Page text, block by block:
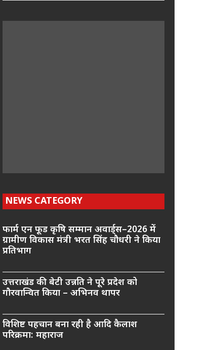
NEWS CATEGORY
फार्म एन फूड कृषि सम्मान अवार्ड्स–2026 में
ग्रामीण विकास मंत्री भरत सिंह चौधरी ने किया
प्रतिभाग
उत्तराखंड की बेटी उन्नति ने पूरे प्रदेश को
गौरवान्वित किया – अभिनव थापर
विशिष्ट पहचान बना रही है आदि कैलाश
परिक्रमा: महाराज